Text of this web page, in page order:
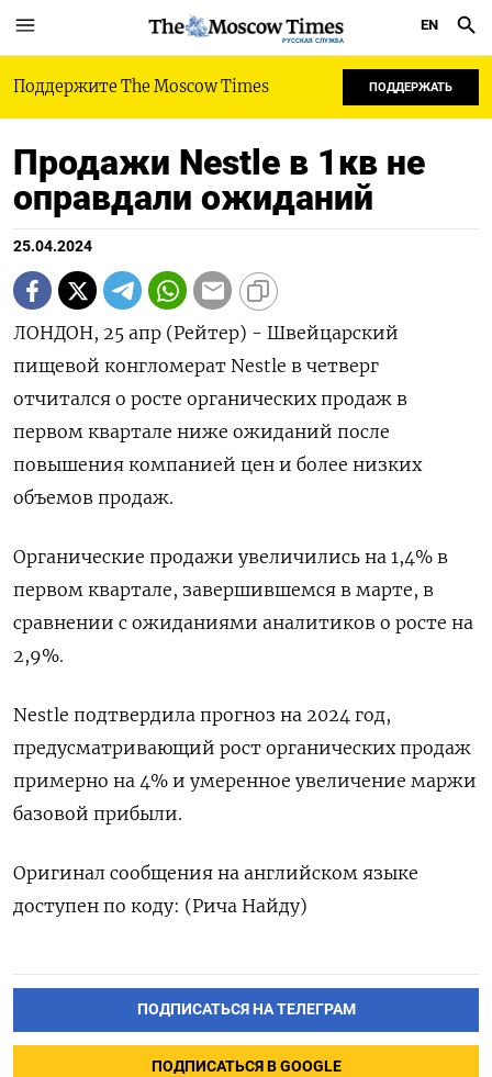
РУССКАЯ СЛУЖБА
EN
Поддержите The Moscow Times ПОДДЕРЖАТЬ
Продажи Nestle в 1кв не
оправдали ожиданий
25.04.2024
ЛОНДОН, 25 апр (Рейтер) - Швейцарский
пищевой конгломерат Nestle в четверг
отчитался о росте органических продаж в
первом квартале ниже ожиданий после
повышения компанией цен и более низких
объемов продаж.
Органические продажи увеличились на 1,4% в
первом квартале, завершившемся в марте, в
сравнении с ожиданиями аналитиков о росте на
2,9%.
Nestle подтвердила прогноз на 2024 год,
предусматривающий рост органических продаж
примерно на 4% и умеренное увеличение маржи
базовой прибыли.
Оригинал сообщения на английском языке
доступен по коду: (Рича Найду)
ПОДПИСАТЬСЯ НА ТЕЛЕГРАМ
ПОДПИСАТЬСЯ В GOOGLE